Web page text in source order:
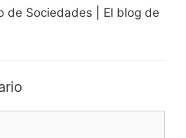
de Sociedades | El blog de